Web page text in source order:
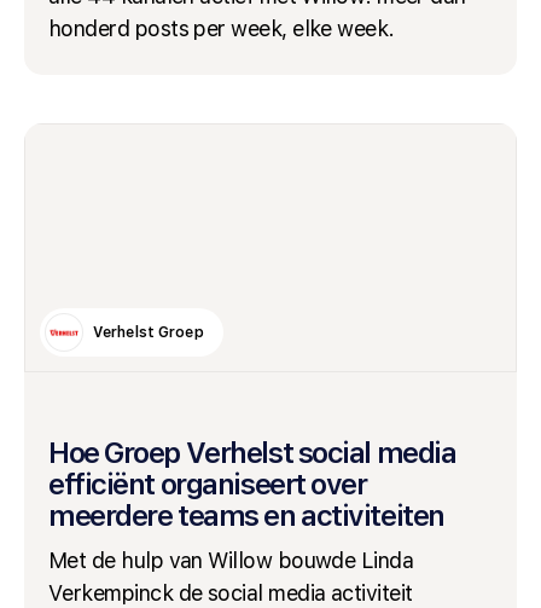
honderd posts per week, elke week.
Verhelst Groep
Hoe Groep Verhelst social media
efficiënt organiseert over
meerdere teams en activiteiten
Met de hulp van Willow bouwde Linda
Verkempinck de social media activiteit